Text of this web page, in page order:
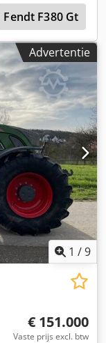
Fendt F380 Gt
Advertentie
1 /9
€ 151.000
Vaste prijs excl. btw